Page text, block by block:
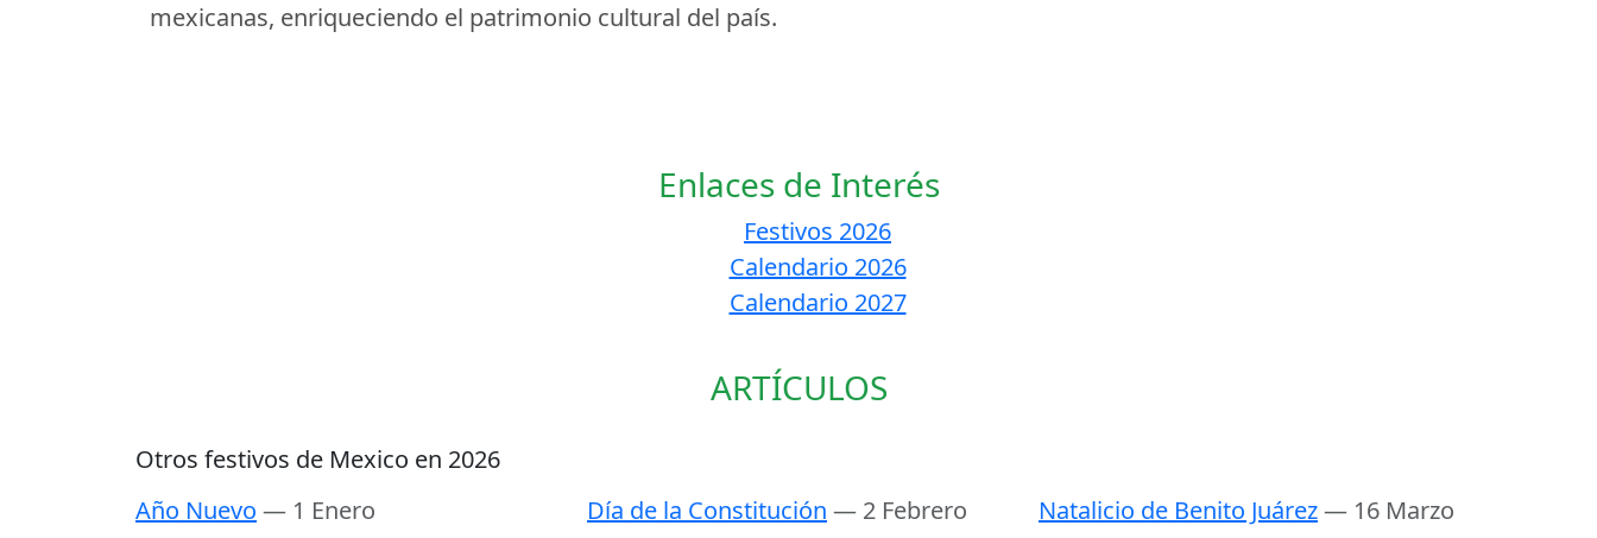
mexicanas, enriqueciendo el patrimonio cultural del país.
Enlaces de Interés
Festivos 2026
Calendario 2026
Calendario 2027
ARTÍCULOS
Otros festivos de Mexico en 2026
Año Nuevo — 1 Enero Día de la Constitución — 2 Febrero Natalicio de Benito Juárez— 16 Marzo